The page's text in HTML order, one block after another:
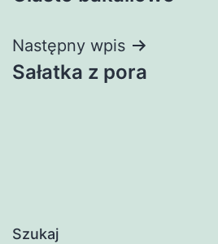
wpisu
Następny wpis
Sałatka z pora
Szukaj